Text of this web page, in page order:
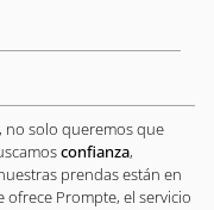
no solo queremos que
confianza,
prendas están en
ofrece Prompte, el servicio